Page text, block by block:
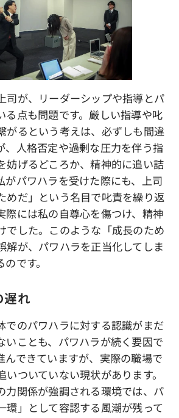
司が、リーダーシップや指導とパ
る点も問題です。厳しい指導や叱
がるという考えは、必ずしも間違
、人格否定や過剰な圧力を伴う指
妨げるどころか、精神的に追い詰
がパワハラを受けた際にも、上司
めだ」という名目で叱責を繰り返
際には私の自尊心を傷つけ、精神
でした。このような「成長のため
解が、パワハラを正当化してしま
です。
遅れ
でのパワハラに対する認識がまだ
いことも、パワハラが続く要因で
んできていますが、実際の職場で
ついていない現状があります。
力関係が強調される環境では、パ
環」として容認する風潮が残って